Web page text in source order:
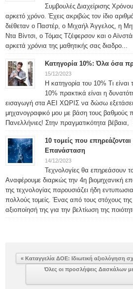
Συμβουλές Διαχείρισης
αρκετό χρόνο. Έχεις ακριβώς τον ίδιο
διέθεταν ο Παστέρ, ο Μιχαήλ Άγγελος, η
Ντα Βίντσι, ο Τόμας Τζέφερσον και ο
αρκετά χρόνια της μαθητικής σας διαδρο...
Κατηγορία 10%: Όλα όσα
15/12/2023
Η κατηγορία του 10% Τι
10% πρακτικά είναι η
εισαγωγή στα ΑΕΙ ΧΩΡΙΣ να δώσω
μηχανογραφικό μου με βάση τους
Πανελλήνιες! Στην πραγματικότητα
10 τομείς που
Επανάσταση
14/12/2023
Τεχνολογίες θα επηρεάσουν
Αναφέρουμε διαρκώς την 4η βιομηχανική
της τεχνολογίας παρουσιάζει ήδη
πολλούς τομείς. Ένας από τους στόχους της
αξιοποίησή της για την βελτίωση της
« Καταγγελία ΔΟΕ: Ιδιωτική αξιολόγηση
Όλες οι προσλήψεις Δασκάλων